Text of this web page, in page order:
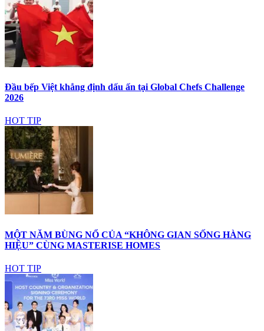
Đầu bếp Việt khẳng định dấu ấn tại Global Chefs Challenge
2026
HOT TIP
MỘT NĂM BÙNG NỔ CỦA “KHÔNG GIAN SỐNG HÀNG
HIỆU” CÙNG MASTERISE HOMES
HOT TIP